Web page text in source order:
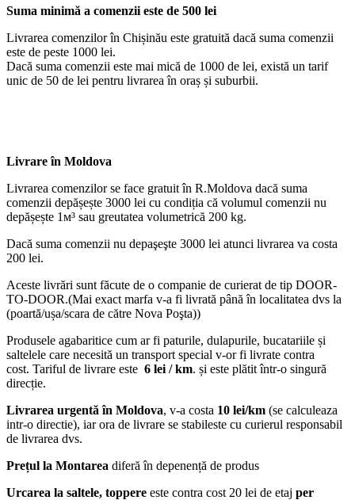
Suma minimă a comenzii este de 500 lei
Livrarea comenzilor în Chișinău este gratuită dacă suma comenzii
este de peste 1000 lei.
Dacă suma comenzii este mai mică de 1000 de lei, există un tarif
unic de 50 de lei pentru livrarea în oraș și suburbii.
Livrare în Moldova
Livrarea comenzilor se face gratuit în R.Moldova dacă suma
comenzii depășește 3000 lei cu condiția că volumul comenzii nu
depășește 1м³ sau greutatea volumetrică 200 kg.
Dacă suma comenzii nu depaşeşte 3000 lei atunci livrarea va costa
200 lei.
Aceste livrări sunt făcute de o companie de curierat de tip DOOR-
TO-DOOR.(Mai exact marfa v-a fi livrată până în localitatea dvs la
(poartă/ușa/scara de către Nova Poşta))
Produsele agabaritice cum ar fi paturile, dulapurile, bucatariile și
saltelele care necesită un transport special v-or fi livrate contra
cost. Tariful de livrare este 6 lei / km. și este plătit într-o singură
direcție.
Livrarea urgentă în Moldova, v-a costa 10 lei/km (se calculeaza
intr-o directie), iar ora de livrare se stabileste cu curierul responsabil
de livrarea dvs.
Prețul la Montarea diferă în depenență de produs
Urcarea la saltele, toppere este contra cost 20 lei de etaj per